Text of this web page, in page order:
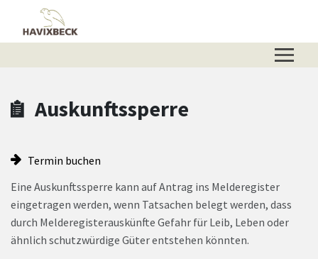
Zum Header
Zum Hauptinhalt
Zum Footer
Zum Hauptinhalt springen
Auskunftssperre
Termin buchen
Eine Auskunftssperre kann auf Antrag ins Melderegister
eingetragen werden, wenn Tatsachen belegt werden, dass
durch Melderegisterauskünfte Gefahr für Leib, Leben oder
ähnlich schutzwürdige Güter entstehen könnten.